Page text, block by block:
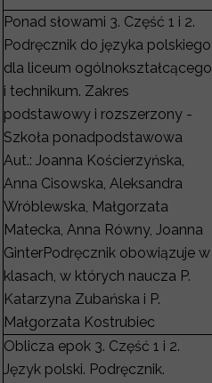
Ponad słowami 3. Część 1 i 2.
Podręcznik do języka polskiego
dla liceum ogólnokształcącego
i technikum. Zakres
podstawowy i rozszerzony -
Szkoła ponadpodstawowa
Aut.: Joanna Kościerzyńska,
Anna Cisowska, Aleksandra
Wróblewska, Małgorzata
Matecka, Anna Równy, Joanna
GinterPodręcznik obowiązuje w
klasach, w których naucza P.
Katarzyna Zubańska i P.
Małgorzata Kostrubiec
Oblicza epok 3. Część 1 i 2.
Język polski. Podręcznik.